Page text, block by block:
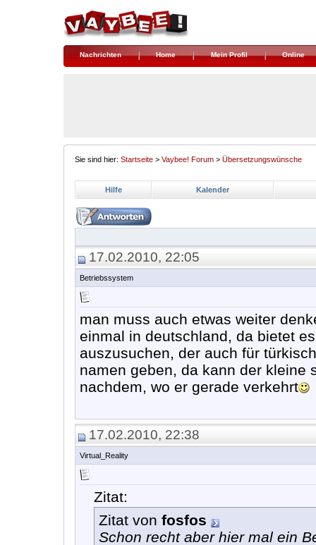
Nachrichten Home Mein Profil Online
Sie sind hier: Startseite > Vaybee! Forum > Übersetzungswünsche
Hilfe Kalender
17.02.2010, 22:05
Betriebssystem
man muss auch etwas weiter
einmal in deutschland, da bietet
auszusuchen, der auch für
namen geben, da kann der kleine
nachdem, wo er gerade verkehrt
17.02.2010, 22:38
Virtual_Reality
Zitat:
Zitat von fosfos
Schon recht aber hier mal ein